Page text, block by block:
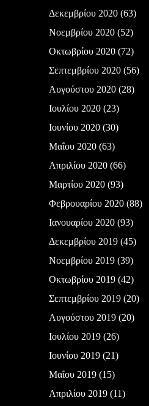
Δεκεμβρίου 2020(63)
Νοεμβρίου 2020(52)
Οκτωβρίου 2020(72)
Σεπτεμβρίου 2020(56)
Αυγούστου 2020(28)
Ιουλίου 2020(23)
Ιουνίου 2020(30)
Μαΐου 2020(63)
Απριλίου 2020(66)
Μαρτίου 2020(93)
Φεβρουαρίου 2020(88)
Ιανουαρίου 2020(93)
Δεκεμβρίου 2019(45)
Νοεμβρίου 2019(39)
Οκτωβρίου 2019(42)
Σεπτεμβρίου 2019(20)
Αυγούστου 2019(20)
Ιουλίου 2019(26)
Ιουνίου 2019(21)
Μαΐου 2019(15)
Απριλίου 2019(11)